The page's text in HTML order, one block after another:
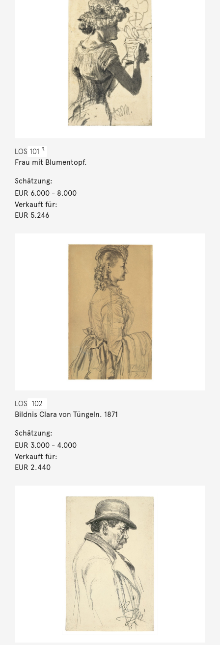
LOS 101 R
Frau mit Blumentopf.
Schätzung:
EUR 6.000- 8.000
Verkauft für:
EUR 5.246
LOS 102
Bildnis Clara von Tüngeln. 1871
Schätzung:
EUR 3.000- 4.000
Verkauft für:
EUR 2.440